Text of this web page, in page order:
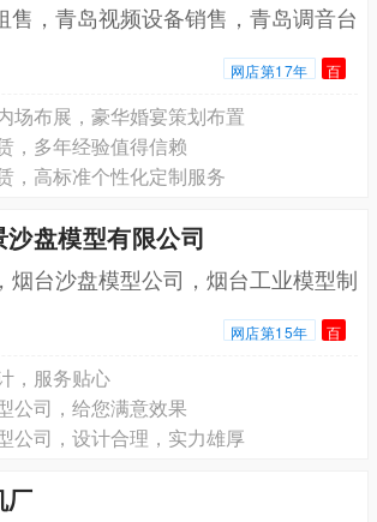
售，青岛视频设备销售，青岛调音台
网店第17年 百
场布展，豪华婚宴策划布置
，多年经验值得信赖
，高标准个性化定制服务
盘模型有限公司
烟台沙盘模型公司，烟台工业模型制
网店第15年 百
，服务贴心
公司，给您满意效果
公司，设计合理，实力雄厚
厂